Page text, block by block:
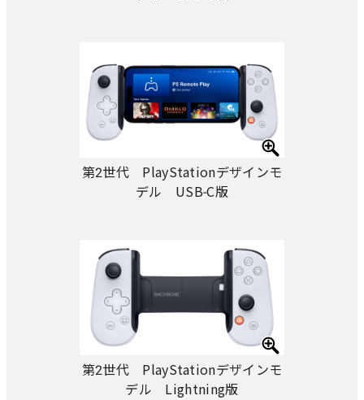
第2世代 PlayStationデザインモ
デル USB-C版
第2世代 PlayStationデザインモ
デル Lightning版